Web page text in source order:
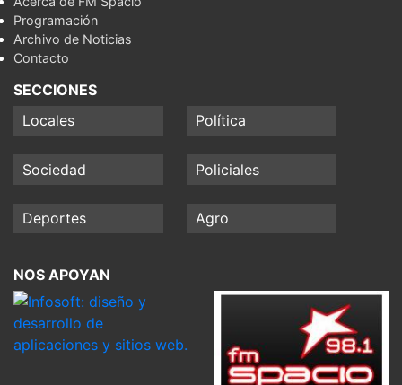
Programación
Archivo de Noticias
Contacto
SECCIONES
Locales
Política
Sociedad Policiales
Deportes Agro
NOS APOYAN